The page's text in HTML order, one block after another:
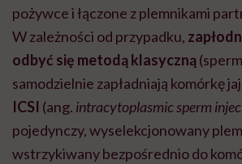
pożywce i łączone z plemnikami
W zależności od przypadku,
odbyć się metodą klasyczną
samodzielnie zapładniają komórkę
ICSI (ang. intracytoplasmic sperm
pojedynczy, wyselekcjonowany
wstrzykiwany bezpośrednio do